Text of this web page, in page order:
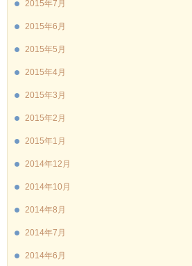
2015年7月
2015年6月
2015年5月
2015年4月
2015年3月
2015年2月
2015年1月
2014年12月
2014年10月
2014年8月
2014年7月
2014年6月